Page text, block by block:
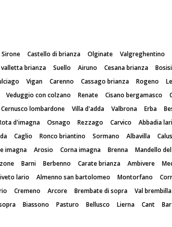
Sirone Castello di brianza Olginate
Valgreghentino
valletta brianza Suello Airuno Cesana brianza
Vigan Carenno Cassago brianza Rogeno
Veduggio con colzano Renate Cisano bergamasco
Cernusco lombardone Villa d'adda Valbrona Erba
d'imagna Osnago Rezzago Carvico
Abbadia
Caglio Ronco briantino Sormano Albavilla
imagna Arosio Corna imagna Brenna
Mandello
Barni Berbenno Carate brianza Ambivere
lario Almenno san bartolomeo Montorfano
Cremeno Arcore Brembate di sopra
Val brembilla
Biassono Pasturo Bellusco Lierna Cant